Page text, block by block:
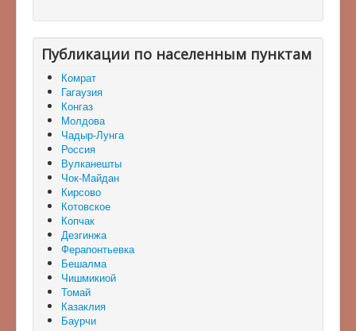
Публикации по населенным пунктам
Комрат
Гагаузия
Конгаз
Молдова
Чадыр-Лунга
Россия
Вулканешты
Чок-Майдан
Кирсово
Котовское
Копчак
Дезгинжа
Ферапонтьевка
Бешалма
Чишмикиой
Томай
Казаклия
Баурчи